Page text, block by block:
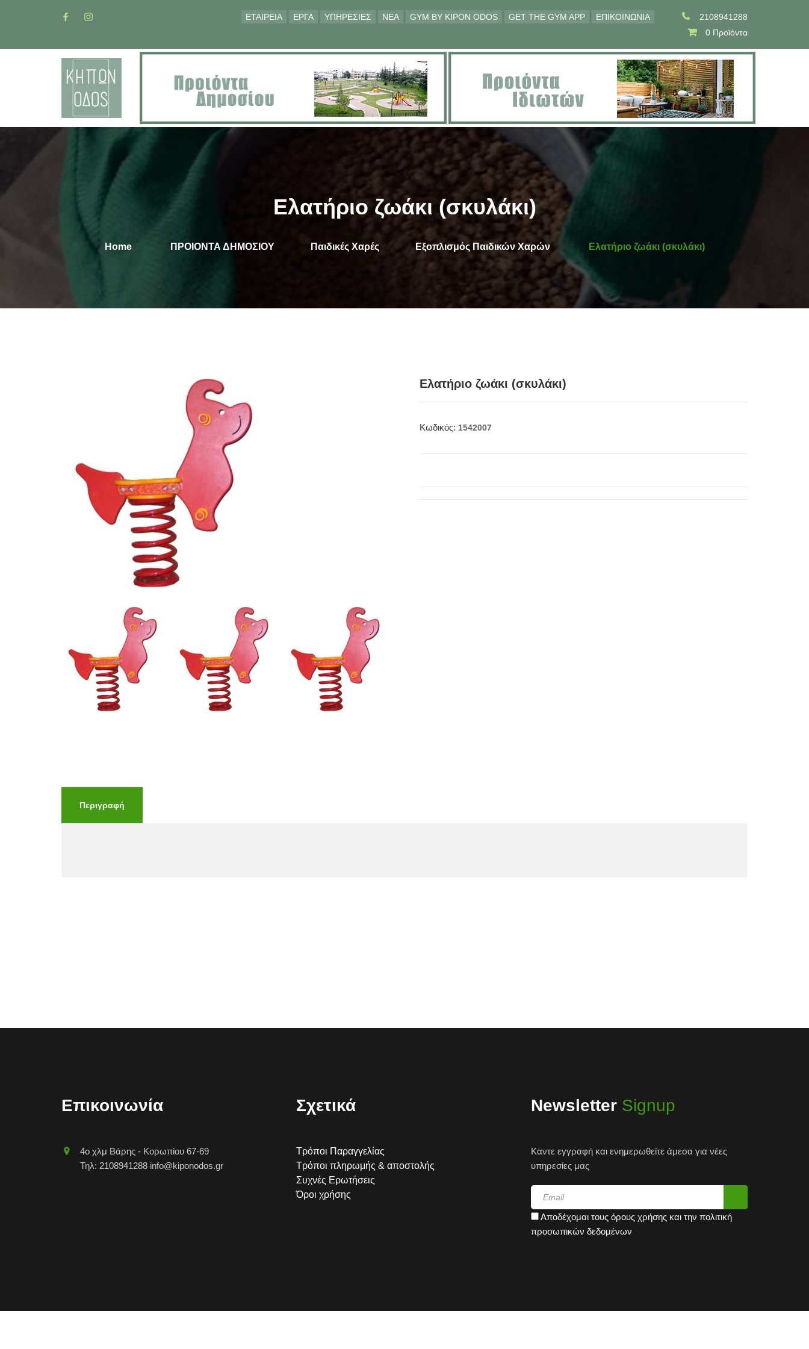
ΕΤΑΙΡΕΙΑ ΕΡΓΑ ΥΠΗΡΕΣΙΕΣ ΝΕΑ GYM BY KIPON ODOS GET THE GYM APP ΕΠΙΚΟΙΝΩΝΙΑ
2108941288
0 Προϊόντα
Ελατήριο ζωάκι (σκυλάκι)
Home ΠΡΟΙΟΝΤΑ ΔΗΜΟΣΙΟΥ Παιδικές Χαρές Εξοπλισμός Παιδικών Χαρών Ελατήριο ζωάκι (σκυλάκι)
Ελατήριο ζωάκι (σκυλάκι)
Κωδικός: 1542007
Περιγραφή
Επικοινωνία
4o χλμ Βάρης - Κορωπίου 67-69
Τηλ: 2108941288 info@kiponodos.gr
Σχετικά
Τρόποι Παραγγελίας
Τρόποι πληρωμής & αποστολής
Συχνές Ερωτήσεις
Όροι χρήσης
Newsletter Signup
Καντε εγγραφή και ενημερωθείτε άμεσα για νέες
υπηρεσίες μας
Αποδέχομαι τους όρους χρήσης και την πολιτική
προσωπικών δεδομένων